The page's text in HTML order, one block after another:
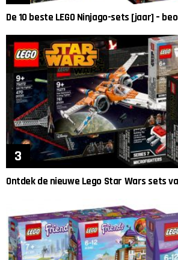
De 10 beste LEGO Ninjago-sets [jaar] –
Ontdek de nieuwe Lego Star Wars sets